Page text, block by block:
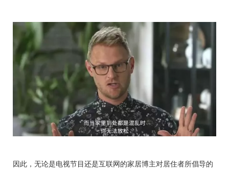
因此，无论是电视节目还是互联网的家居博主对居住者所倡导的